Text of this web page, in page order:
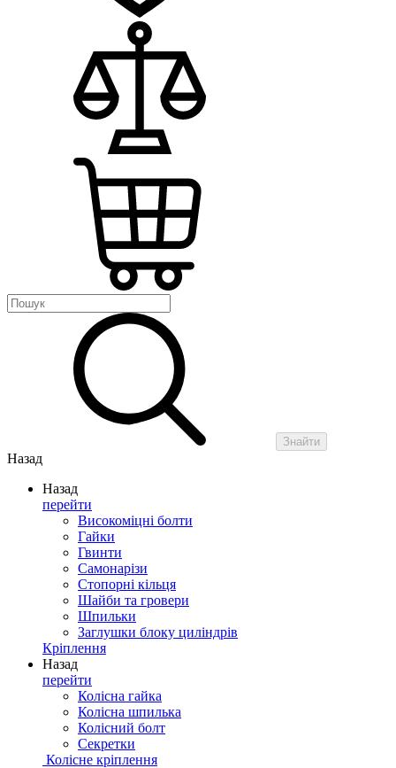
Знайти
Назад
Назад
перейти
Високоміцні болти
Гайки
Гвинти
Самонарізи
Стопорні кільця
Шайби та гровери
Шпильки
Заглушки блоку циліндрів
Кріплення
Назад
перейти
Колісна гайка
Колісна шпилька
Колісний болт
Секретки
Колісне кріплення